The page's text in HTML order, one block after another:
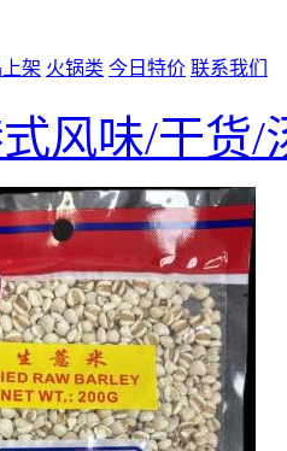
架 火锅类 今日特价 联系我们
风味/干货/